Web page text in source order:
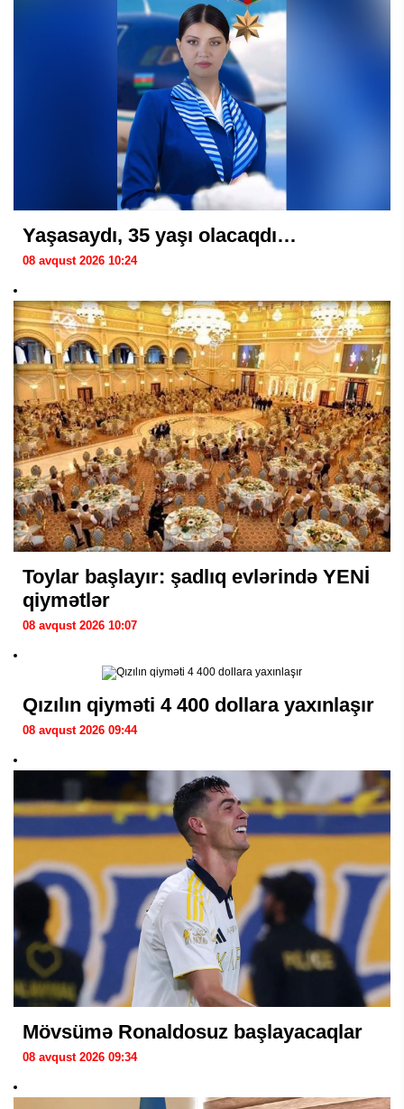
Yaşasaydı, 35 yaşı olacaqdı…
08 avqust 2026 10:24
Toylar başlayır: şadlıq evlərində YENİ
qiymətlər
08 avqust 2026 10:07
Qızılın qiyməti 4 400 dollara yaxınlaşır
08 avqust 2026 09:44
Mövsümə Ronaldosuz başlayacaqlar
08 avqust 2026 09:34